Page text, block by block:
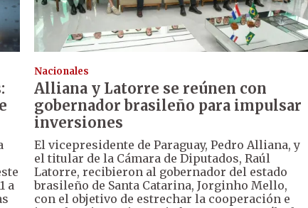
a
Nacionales
Alliana y Latorre se reúnen con
gobernador brasileño para impulsar
inversiones
El vicepresidente de Paraguay, Pedro Alliana, y
el titular de la Cámara de Diputados, Raúl
Latorre, recibieron al gobernador del estado
brasileño de Santa Catarina, Jorginho Mello,
con el objetivo de estrechar la cooperación e